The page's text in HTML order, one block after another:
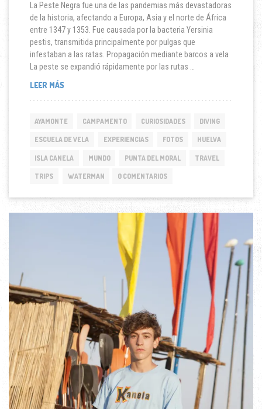
La Peste Negra fue una de las pandemias más devastadoras
de la historia, afectando a Europa, Asia y el norte de África
entre 1347 y 1353. Fue causada por la bacteria Yersinia
pestis, transmitida principalmente por pulgas que
infestaban a las ratas. Propagación mediante barcos a vela
La peste se expandió rápidamente por las rutas …
LEER MÁSLA
AYAMONTE CAMPAMENTO CURIOSIDADES DIVING
ESCUELA DE VELA EXPERIENCIAS FOTOS HUELVA
ISLA CANELA MUNDO PUNTA DEL MORAL TRAVEL
TRIPS WATERMAN 0 COMENTARIOS